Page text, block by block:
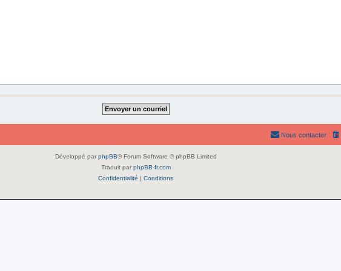
Nous contacter
Développé par phpBB® Forum Software © phpBB Limited
Traduit par phpBB-fr.com
Confidentialité | Conditions